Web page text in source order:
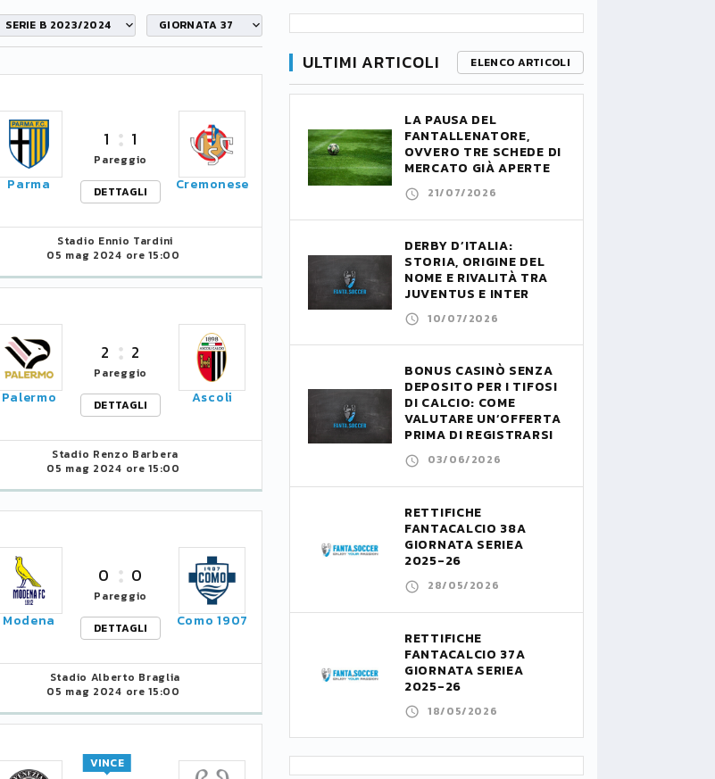
SERIE B 2023/2024 GIORNATA 37
Parma
1 1
Pareggio
DETTAGLI
Cremonese
Stadio Ennio Tardini
05 mag 2024 ore 15:00
Palermo
2 2
Pareggio
DETTAGLI
Ascoli
Stadio Renzo Barbera
05 mag 2024 ore 15:00
Modena
0 0
Pareggio
DETTAGLI
Como 1907
Stadio Alberto Braglia
05 mag 2024 ore 15:00
VINCE
ULTIMI ARTICOLI ELENCO ARTICOLI
LA PAUSA DEL
FANTALLENATORE,
OVVERO TRE SCHEDE DI
MERCATO GIÀ APERTE
21/07/2026
DERBY D’ITALIA:
STORIA, ORIGINE DEL
NOME E RIVALITÀ TRA
JUVENTUS E INTER
10/07/2026
BONUS CASINÒ SENZA
DEPOSITO PER I TIFOSI
DI CALCIO: COME
VALUTARE UN’OFFERTA
PRIMA DI REGISTRARSI
03/06/2026
RETTIFICHE
FANTACALCIO 38A
GIORNATA SERIEA
2025-26
28/05/2026
RETTIFICHE
FANTACALCIO 37A
GIORNATA SERIEA
2025-26
18/05/2026